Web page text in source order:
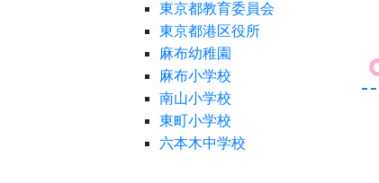
東京都教育委員会
東京都港区役所
麻布幼稚園
麻布小学校
南山小学校
東町小学校
六本木中学校